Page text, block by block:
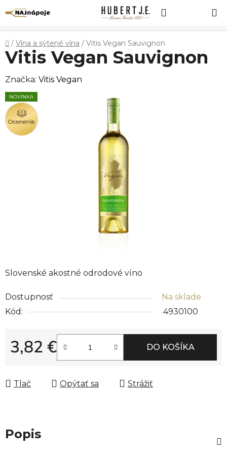
na
KOŠÍK
Domov
/ Vína a sýtené vína / Vitis Vegan Sauvignon
Slovenské akostné odrodové víno
Dostupnosť
Na sklade
Kód:
4930100
3,82 €
Jednotková cena:
DO KOŠÍKA
Tlač Opýtať sa Strážiť
Vitis Vegan Sauvignon
Značka: Vitis Vegan
NOVINKA
OCENENIE
Popis